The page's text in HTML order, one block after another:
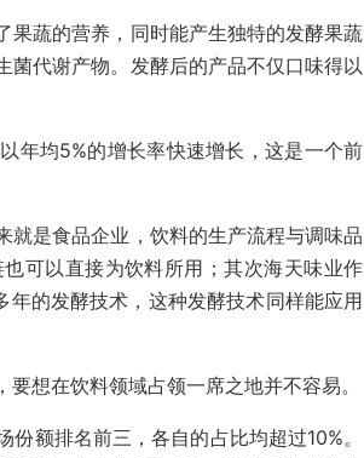
果蔬的营养，同时能产生独特的发酵果蔬
菌代谢产物。发酵后的产品不仅口味得以
年均5%的增长率快速增长，这是一个前
就是食品企业，饮料的生产流程与调味品
可以直接为饮料所用；其次海天味业作
年的发酵技术，这种发酵技术同样能应用
想在饮料领域占领一席之地并不容易。
额排名前三，各自的占比均超过10%。